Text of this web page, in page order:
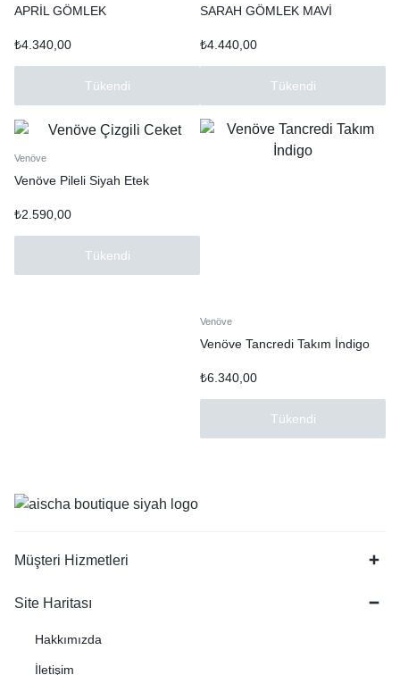
APRİL GÖMLEK
₺4.340,00
Tükendi
SARAH GÖMLEK MAVİ
₺4.440,00
Tükendi
Venöve
Venöve Pileli Siyah Etek
₺2.590,00
Tükendi
Venöve
Venöve Tancredi Takım İndigo
₺6.340,00
Tükendi
Müşteri Hizmetleri
Site Haritası
Hakkımızda
İletişim